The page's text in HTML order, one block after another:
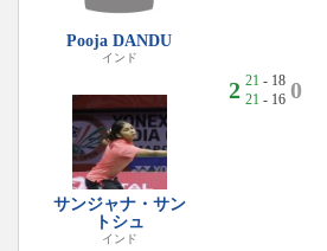
Pooja DANDU
インド
サンジャナ・サン
トシュ
インド
2 21 - 18
21 - 16 0